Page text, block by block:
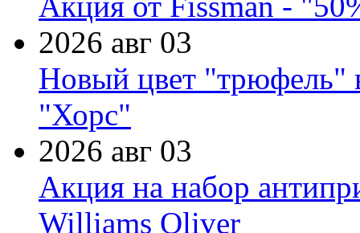
2026 авг 03
Новый цвет "трюфель"
"Хорс"
2026 авг 03
Акция на набор
Williams Oliver